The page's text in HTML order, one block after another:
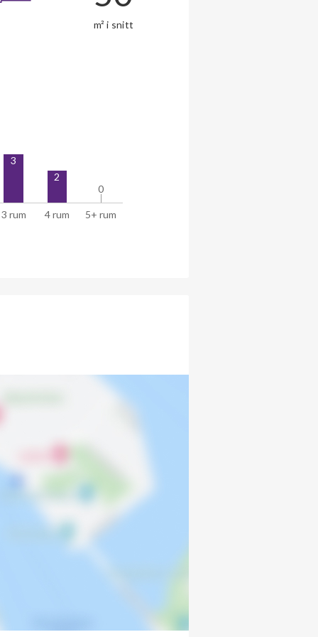
m² i snitt
3 rum 4 rum 5+ rum
3
2
0
0